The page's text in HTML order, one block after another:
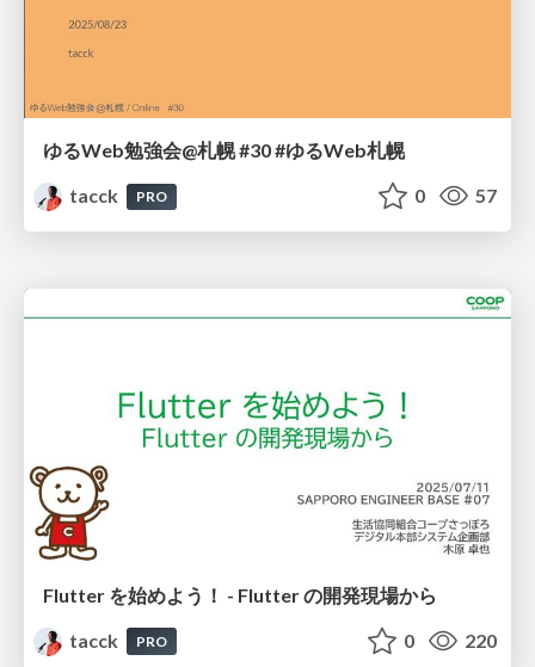
ゆるWeb勉強会@札幌 #30 #ゆるWeb札幌
tacck
PRO 0 57
Flutter を始めよう！ - Flutter の開発現場から
tacck
PRO 0 220